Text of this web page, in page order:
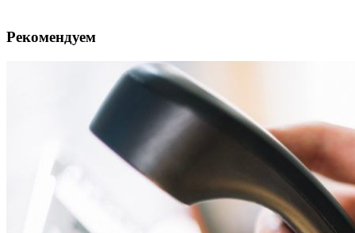
Рекомендуем